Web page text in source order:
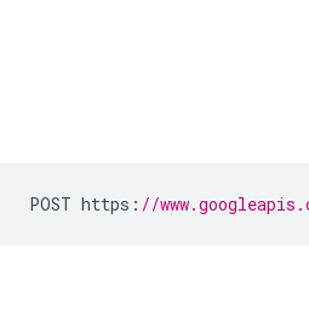
POST https : //